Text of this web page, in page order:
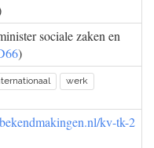
sociale zaken en
)
werk
kv-tk-2